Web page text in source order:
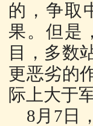
的，争取
果。但是
目，多数
更恶劣的
际上大于
8月7日